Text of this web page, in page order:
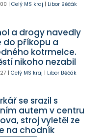
| Celý MS kraj | Libor Běčák
a drogy navedly
do příkopu a
kotrmelce.
nikoho nezabil
| Celý MS kraj | Libor Běčák
se srazil s
autem v centru
stroj vyletěl ze
na chodník